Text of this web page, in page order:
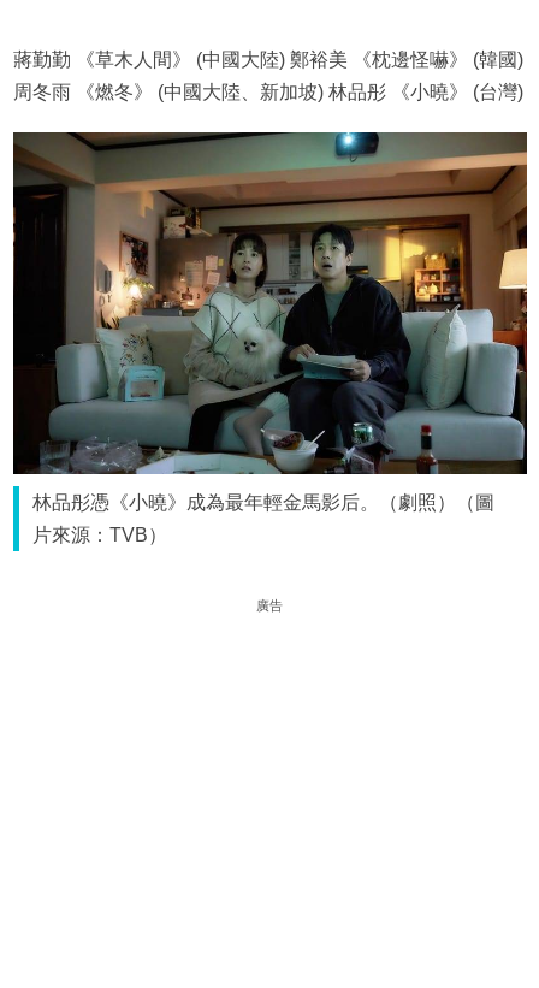
蔣勤勤 《草木人間》 (中國大陸) 鄭裕美 《枕邊怪嚇》 (韓國)
周冬雨 《燃冬》 (中國大陸、新加坡) 林品彤 《小曉》 (台灣)
林品彤憑《小曉》成為最年輕金馬影后。（劇照）（圖
片來源：TVB）
廣告